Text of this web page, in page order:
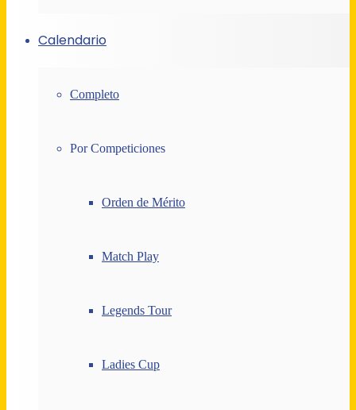
Calendario
Completo
Por Competiciones
Orden de Mérito
Match Play
Legends Tour
Ladies Cup